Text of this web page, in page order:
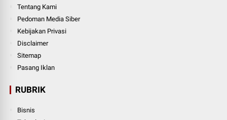
Tentang Kami
Pedoman Media Siber
Kebijakan Privasi
Disclaimer
Sitemap
Pasang Iklan
RUBRIK
Bisnis